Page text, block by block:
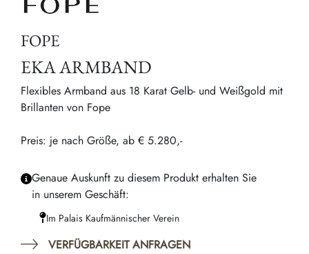
FOPE
EKA ARMBAND
Flexibles Armband aus 18 Karat Gelb- und Weißgold mit
Brillanten von Fope
Preis: je nach Größe, ab € 5.280,-
Genaue Auskunft zu diesem Produkt erhalten Sie
in unserem Geschäft:
Im Palais Kaufmännischer Verein
VERFÜGBARKEIT ANFRAGEN